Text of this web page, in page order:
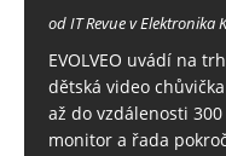
od IT Revue v Elektronika
EVOLVEO uvádí na
dětská video
až do vzdálenosti
monitor a řada